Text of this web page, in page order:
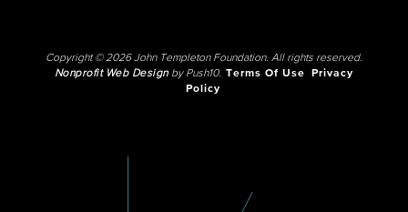
Copyright © 2026 John Templeton Foundation. All rights reserved.
Nonprofit Web Designby Push10. Terms Of Use
Privacy
Policy